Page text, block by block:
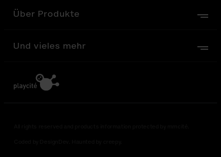
Über Produkte
Und vieles mehr